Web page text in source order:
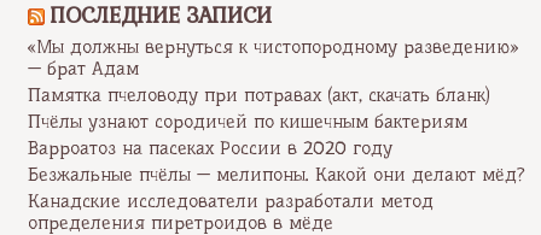
ПОСЛЕДНИЕ ЗАПИСИ
«Мы должны вернуться к чистопородному разведению»
— брат Адам
Памятка пчеловоду при потравах (акт, скачать бланк)
Пчёлы узнают сородичей по кишечным бактериям
Варроатоз на пасеках России в 2020 году
Безжальные пчёлы — мелипоны. Какой они делают мёд?
Канадские исследователи разработали метод
определения пиретроидов в мёде